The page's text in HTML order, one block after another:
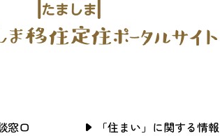
窓口 「住まい」に関する情報